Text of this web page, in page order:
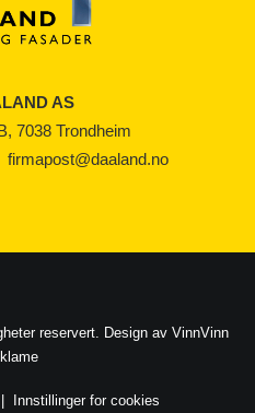
AS
7038 Trondheim
firmapost@daaland.no
reservert. Design av VinnVinn
Innstillinger for cookies